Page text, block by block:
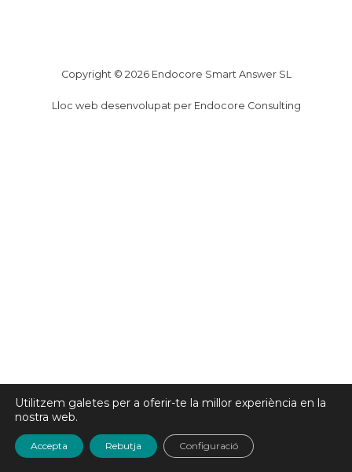
Copyright © 2026 Endocore Smart Answer SL
Lloc web desenvolupat per Endocore Consulting
Utilitzem galetes per a oferir-te la millor experiència en la
nostra web.
Accepta Rebutja Configuració